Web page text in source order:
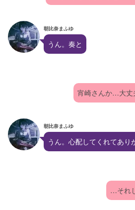
朝比奈まふゆ
うん。奏と
宵崎さんか…大丈
朝比奈まふゆ
うん。心配してくれてあり
…それ